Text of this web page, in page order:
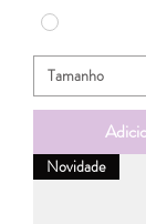
Novidade